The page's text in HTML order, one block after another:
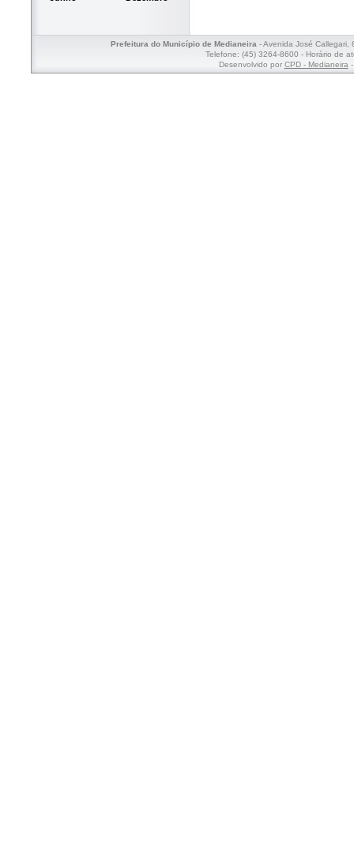
Prefeitura do Município de Medianeira- Avenida José Callegari,
Telefone: (45) 3264-8600 - Horário de
Desenvolvido por CPD - Medianeira-